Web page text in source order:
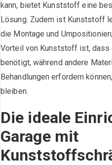
kann, bietet Kunststoff eine
Lösung. Zudem ist Kunststoff
die Montage und
Vorteil von Kunststoff ist,
benötigt, während andere
Behandlungen erfordern
bleiben.
Die ideale
Garage mit